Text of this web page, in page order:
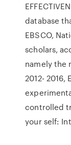
database
EBSCO,
scholars,
namely the
2012- 2016,
controlled
your self: